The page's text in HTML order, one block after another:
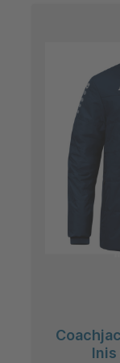
Inis